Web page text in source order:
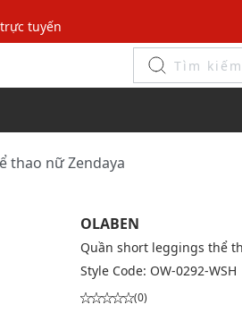
tuyến
viên mới!
tuyến
thao nữ Zendaya
OLABEN
Quần short leggings thể
Style Code: OW-0292-WSH
(0)